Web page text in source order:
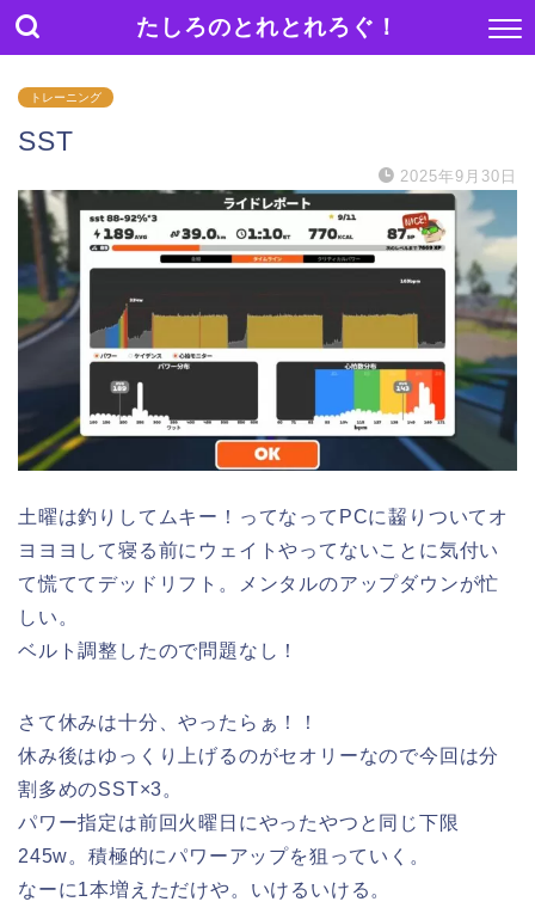
たしろのとれとれろぐ！
トレーニング
SST
2025年9月30日
土曜は釣りしてムキー！ってなってPCに齧りついてオ
ヨヨヨして寝る前にウェイトやってないことに気付い
て慌ててデッドリフト。メンタルのアップダウンが忙
しい。
ベルト調整したので問題なし！
さて休みは十分、やったらぁ！！
休み後はゆっくり上げるのがセオリーなので今回は分
割多めのSST×3。
パワー指定は前回火曜日にやったやつと同じ下限
245w。積極的にパワーアップを狙っていく。
なーに1本増えただけや。いけるいける。